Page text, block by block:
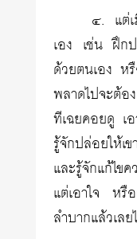
๔. แต่
เอง เช่น ฝึก
ด้วยตนเอง ห
พลาดไปจะต้อ
ทีเฉยคอยดู เ
รู้จักปล่อยให้เ
และรู้จักแก้ไข
แต่เอาใจ หรื
ลำบากแล้วเล